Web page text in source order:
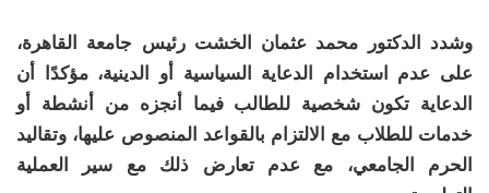
وشدد الدكتور محمد عثمان الخشت رئيس جامعة القاهرة،
على عدم استخدام الدعاية السياسية أو الدينية، مؤكدًا أن
الدعاية تكون شخصية للطالب فيما أنجزه من أنشطة أو
خدمات للطلاب مع الالتزام بالقواعد المنصوص عليها، وتقاليد
الحرم الجامعي، مع عدم تعارض ذلك مع سير العملية